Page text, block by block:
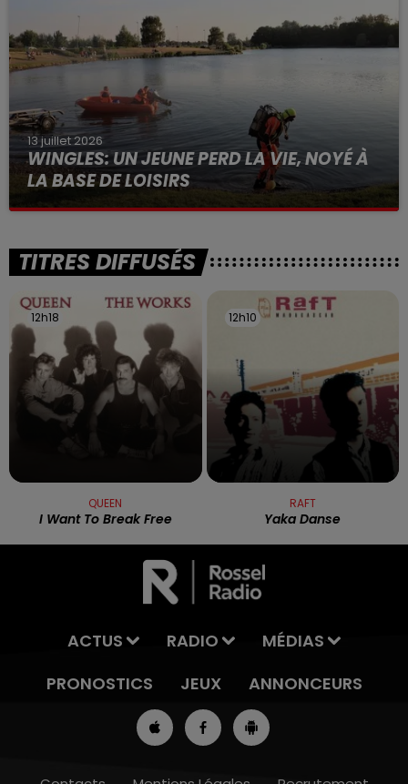
13 juillet 2026
WINGLES: UN JEUNE PERD LA VIE, NOYÉ À
LA BASE DE LOISIRS
La victime a coulé à pic
TITRES DIFFUSÉS
12h18
12h18
QUEEN
I Want To Break Free
12h10
12h10
RAFT
Yaka Danse
ACTUS RADIO
MÉDIAS
PRONOSTICS
JEUX ANNONCEURS